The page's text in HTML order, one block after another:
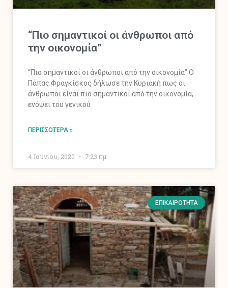
“Πιο σημαντικοί οι άνθρωποι από
την οικονομία”
“Πιο σημαντικοί οι άνθρωποι από την οικονομία” Ο
Πάπας Φραγκίσκος δήλωσε την Κυριακή πως οι
άνθρωποι είναι πιο σημαντικοί από την οικονομία,
ενόψει του γενικού
ΠΕΡΙΣΣΌΤΕΡΑ »
4 Ιουνίου, 2020 7:23 πμ
ΕΠΙΚΑΙΡΌΤΗΤΑ